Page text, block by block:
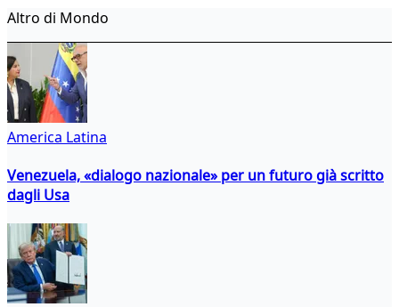
Altro di Mondo
America Latina
Venezuela, «dialogo nazionale» per un futuro già scritto
dagli Usa